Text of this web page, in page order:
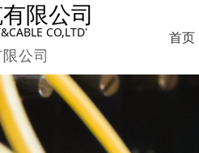
首页
限公司
限公司
CO,LTD'